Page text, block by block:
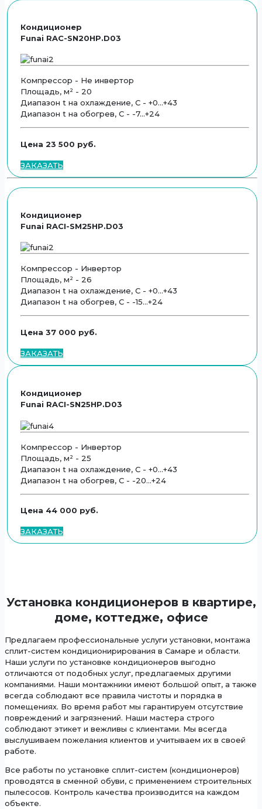
Кондиционер
Funai RAC-SN20HP.D03
Компрессор - Не инвертор
Площадь, м² - 20
Диапазон t на охлаждение, С - +0...+43
Диапазон t на обогрев, С - -7...+24
Цена 23 500 руб.
ЗАКАЗАТЬ
Кондиционер
Funai RACI-SM25HP.D03
Компрессор - Инвертор
Площадь, м² - 26
Диапазон t на охлаждение, С - +0...+43
Диапазон t на обогрев, С - -15...+24
Цена 37 000 руб.
ЗАКАЗАТЬ
Кондиционер
Funai RACI-SN25HP.D03
Компрессор - Инвертор
Площадь, м² - 25
Диапазон t на охлаждение, С - +0...+43
Диапазон t на обогрев, С - -20...+24
Цена 44 000 руб.
ЗАКАЗАТЬ
Установка кондиционеров в квартире,
доме, коттедже, офисе
Предлагаем профессиональные услуги установки, монтажа
сплит-систем кондиционирирования в Самаре и области.
Наши услуги по установке кондиционеров выгодно
отличаются от подобных услуг, предлагаемых другими
компаниями. Наши монтажники имеют большой опыт, а также
всегда соблюдают все правила чистоты и порядка в
помещениях. Во время работ мы гарантируем отсутствие
повреждений и загрязнений. Наши мастера строго
соблюдают этикет и вежливы с клиентами. Мы всегда
выслушиваем пожелания клиентов и учитываем их в своей
работе.
Все работы по установке сплит-систем (кондиционеров)
проводятся в сменной обуви, с применением строительных
пылесосов. Контроль качества производится на каждом
объекте.